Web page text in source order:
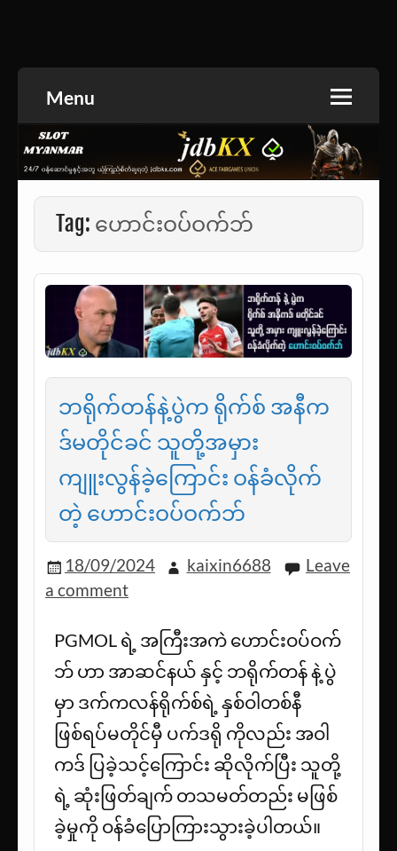
ဝတ္ထုတို
Menu
Tag: ဟောင်းဝပ်ဝက်ဘ်
ဘရိုက်တန်နဲ့ပွဲက ရိုက်စ် အနီက
ဒ်မတိုင်ခင် သူတို့အမှား
ကျူးလွန်ခဲ့ကြောင်း ဝန်ခံလိုက်
တဲ့ ဟောင်းဝပ်ဝက်ဘ်
18/09/2024 kaixin6688
Leave
a comment
PGMOL ရဲ့ အကြီးအကဲ ဟောင်းဝပ်ဝက်
ဘ် ဟာ အာဆင်နယ် နှင့် ဘရိုက်တန် နဲ့ ပွဲ
မှာ ဒက်ကလန်ရိုက်စ်ရဲ့ နှစ်ဝါတစ်နီ
ဖြစ်ရပ်မတိုင်မှီ ပက်ဒရို ကိုလည်း အဝါ
ကဒ် ပြခဲ့သင့်ကြောင်း ဆိုလိုက်ပြီး သူတို့
ရဲ့ ဆုံးဖြတ်ချက် တသမတ်တည်း မဖြစ်
ခဲ့မှုကို ဝန်ခံပြောကြားသွားခဲ့ပါတယ်။